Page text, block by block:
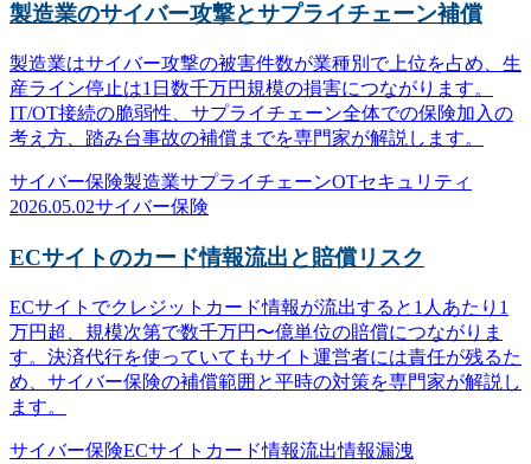
製造業のサイバー攻撃とサプライチェーン補償
製造業はサイバー攻撃の被害件数が業種別で上位を占め、生
産ライン停止は1日数千万円規模の損害につながります。
IT/OT接続の脆弱性、サプライチェーン全体での保険加入の
考え方、踏み台事故の補償までを専門家が解説します。
サイバー保険製造業サプライチェーンOTセキュリティ
2026.05.02サイバー保険
ECサイトのカード情報流出と賠償リスク
ECサイトでクレジットカード情報が流出すると1人あたり1
万円超、規模次第で数千万円〜億単位の賠償につながりま
す。決済代行を使っていてもサイト運営者には責任が残るた
め、サイバー保険の補償範囲と平時の対策を専門家が解説し
ます。
サイバー保険ECサイト カード情報流出情報漏洩